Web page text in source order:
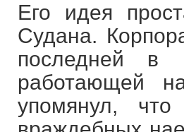
Его идея
Судана.
последней в
работающей
упомянул,